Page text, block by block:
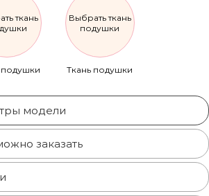
ткань
подушки
Выбрать ткань
подушки
Ткань подушки
модели
заказать